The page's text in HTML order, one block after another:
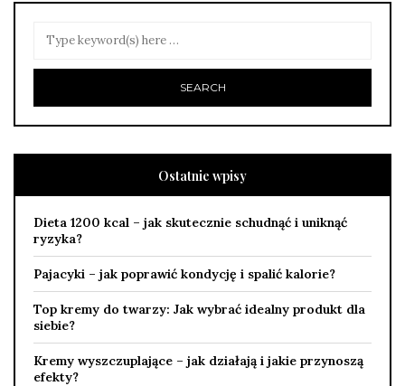
Ostatnie wpisy
Dieta 1200 kcal – jak skutecznie schudnąć i uniknąć
ryzyka?
Pajacyki – jak poprawić kondycję i spalić kalorie?
Top kremy do twarzy: Jak wybrać idealny produkt dla
siebie?
Kremy wyszczuplające – jak działają i jakie przynoszą
efekty?